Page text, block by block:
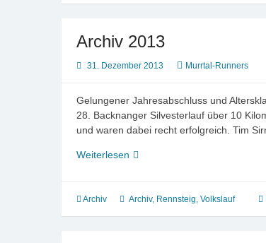
Archiv 2013
31. Dezember 2013 Murrtal-Runners
Gelungener Jahresabschluss und
28. Backnanger Silvesterlauf über 10
und waren dabei recht erfolgreich. Tim
Weiterlesen Archiv
Archiv Archiv, Rennsteig, Volkslauf